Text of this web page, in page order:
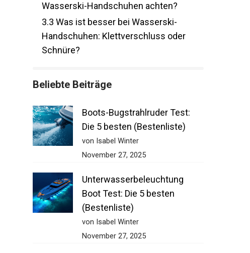
Wasserski-Handschuhen achten?
3.3 Was ist besser bei Wasserski-
Handschuhen: Klettverschluss oder
Schnüre?
Beliebte Beiträge
Boots-Bugstrahlruder Test:
Die 5 besten (Bestenliste)
von Isabel Winter
November 27, 2025
Unterwasserbeleuchtung
Boot Test: Die 5 besten
(Bestenliste)
von Isabel Winter
November 27, 2025